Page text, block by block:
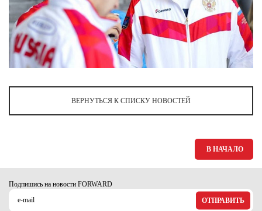
ВЕРНУТЬСЯ К СПИСКУ НОВОСТЕЙ
В НАЧАЛО
Подпишись на новости FORWARD
ОТПРАВИТЬ